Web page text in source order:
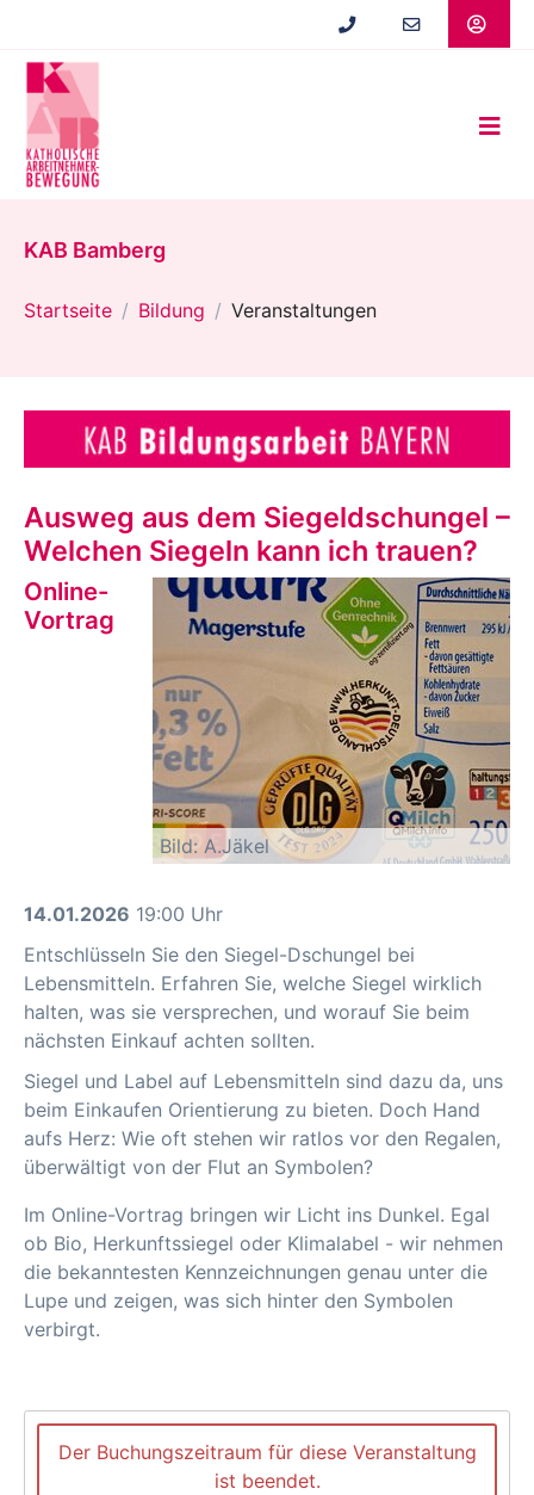
springen
KAB Bamberg
Startseite Bildung Veranstaltungen
Ausweg aus dem Siegeldschungel –
Welchen Siegeln kann ich trauen?
Bild: A.Jäkel
Online-
Vortrag
14.01.2026 19:00 Uhr
Entschlüsseln Sie den Siegel-Dschungel bei
Lebensmitteln. Erfahren Sie, welche Siegel wirklich
halten, was sie versprechen, und worauf Sie beim
nächsten Einkauf achten sollten.
Siegel und Label auf Lebensmitteln sind dazu da, uns
beim Einkaufen Orientierung zu bieten. Doch Hand
aufs Herz: Wie oft stehen wir ratlos vor den Regalen,
überwältigt von der Flut an Symbolen?
Im Online-Vortrag bringen wir Licht ins Dunkel. Egal
ob Bio, Herkunftssiegel oder Klimalabel - wir nehmen
die bekanntesten Kennzeichnungen genau unter die
Lupe und zeigen, was sich hinter den Symbolen
verbirgt.
Der Buchungszeitraum für diese Veranstaltung
ist beendet.